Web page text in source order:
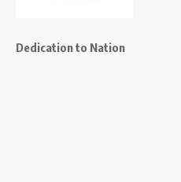
Dedication to Nation